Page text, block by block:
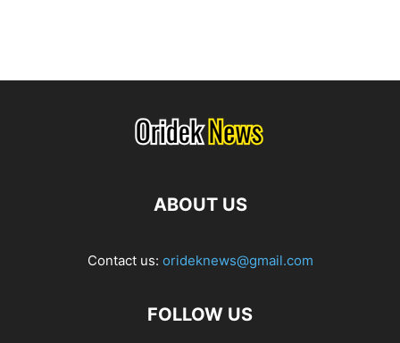
ABOUT US
Contact us: orideknews@gmail.com
FOLLOW US